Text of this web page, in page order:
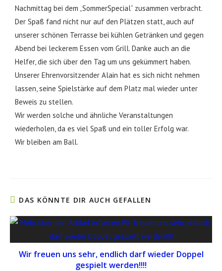
Nachmittag bei dem „SommerSpecial“ zusammen verbracht.
Der Spaß fand nicht nur auf den Plätzen statt, auch auf
unserer schönen Terrasse bei kühlen Getränken und gegen
Abend bei leckerem Essen vom Grill. Danke auch an die
Helfer, die sich über den Tag um uns gekümmert haben.
Unserer Ehrenvorsitzender Alain hat es sich nicht nehmen
lassen, seine Spielstärke auf dem Platz mal wieder unter
Beweis zu stellen.
Wir werden solche und ähnliche Veranstaltungen
wiederholen, da es viel Spaß und ein toller Erfolg war.
Wir bleiben am Ball.
DAS KÖNNTE DIR AUCH GEFALLEN
Wir freuen uns sehr, endlich darf wieder Doppel
gespielt werden!!!!